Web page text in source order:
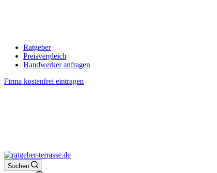
Ratgeber
Preisvergleich
Handwerker anfragen
Firma kostenfrei eintragen
Suchen